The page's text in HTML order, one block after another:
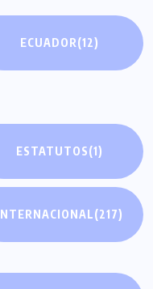
ECUADOR(12)
ESTATUTOS(1)
(217)